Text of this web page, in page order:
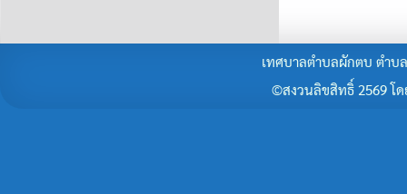
เทศบาลตำบลผักตบ ตำบ
©สงวนลิขสิทธิ์ 2569 โ